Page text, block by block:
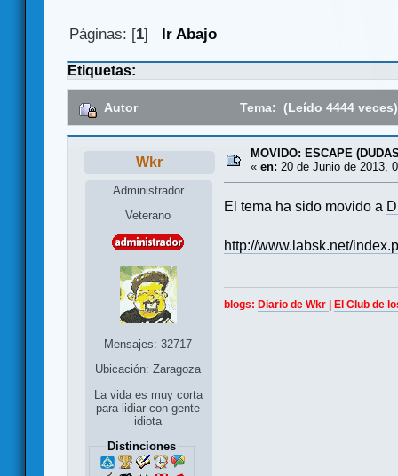
Páginas: [1] Ir Abajo
Etiquetas:
Autor Tema: (Leído 4444 veces)
Wkr
Administrador
Veterano
Mensajes: 32717
Ubicación: Zaragoza
La vida es muy corta
para lidiar con gente
idiota
Distinciones
MOVIDO: ESCAPE
« en: 20 de Junio de 2013,
El tema ha sido movido a
http://www.labsk.net/
blogs: Diario de Wkr | El Club de